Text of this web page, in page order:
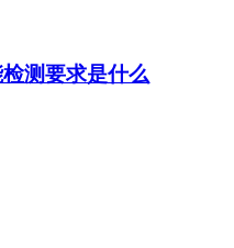
测要求是什么